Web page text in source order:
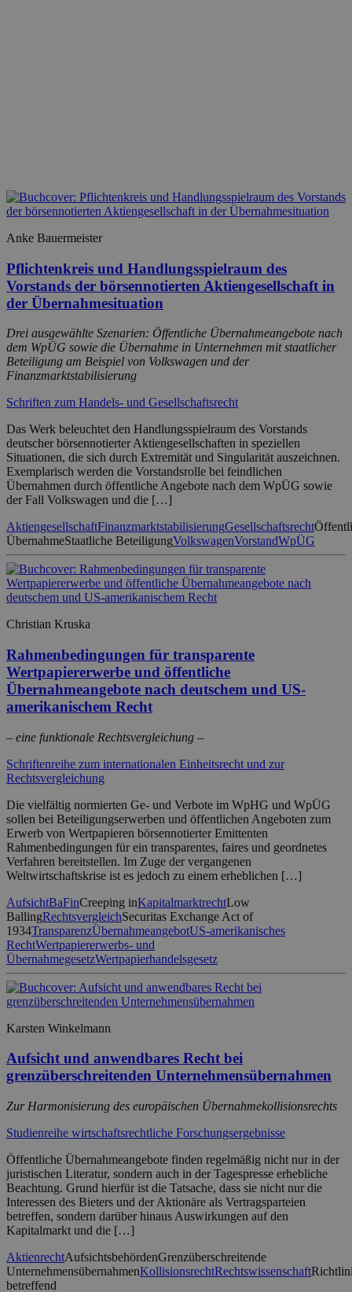
Anke Bauermeister
Pflichtenkreis und Handlungsspielraum des
Vorstands der börsennotierten Aktiengesellschaft in
der Übernahmesituation
Drei ausgewählte Szenarien: Öffentliche Übernahmeangebote nach
dem WpÜG sowie die Übernahme in Unternehmen mit staatlicher
Beteiligung am Beispiel von Volkswagen und der
Finanzmarktstabilisierung
Schriften zum Handels- und Gesellschaftsrecht
Das Werk beleuchtet den Handlungsspielraum des Vorstands
deutscher börsennotierter Aktiengesellschaften in speziellen
Situationen, die sich durch Extremität und Singularität auszeichnen.
Exemplarisch werden die Vorstandsrolle bei feindlichen
Übernahmen durch öffentliche Angebote nach dem WpÜG sowie
der Fall Volkswagen und die […]
AktiengesellschaftFinanzmarktstabilisierungGesellschaftsrecht
ÜbernahmeStaatliche BeteiligungVolkswagenVorstandWpÜG
Christian Kruska
Rahmenbedingungen für transparente
Wertpapiererwerbe und öffentliche
Übernahmeangebote nach deutschem und US-
amerikanischem Recht
– eine funktionale Rechtsvergleichung –
Schriftenreihe zum internationalen Einheitsrecht und zur
Rechtsvergleichung
Die vielfältig normierten Ge- und Verbote im WpHG und WpÜG
sollen bei Beteiligungserwerben und öffentlichen Angeboten zum
Erwerb von Wertpapieren börsennotierter Emittenten
Rahmenbedingungen für ein transparentes, faires und geordnetes
Verfahren bereitstellen. Im Zuge der vergangenen
Weltwirtschaftskrise ist es jedoch zu einem erheblichen […]
AufsichtBaFinCreeping inKapitalmarktrechtLow
BallingRechtsvergleichSecuritas Exchange Act of
1934TransparenzÜbernahmeangebotUS-amerikanisches
RechtWertpapiererwerbs- und
ÜbernahmegesetzWertpapierhandelsgesetz
Karsten Winkelmann
Aufsicht und anwendbares Recht bei
grenzüberschreitenden Unternehmensübernahmen
Zur Harmonisierung des europäischen Übernahmekollisionsrechts
Studienreihe wirtschaftsrechtliche Forschungsergebnisse
Öffentliche Übernahmeangebote finden regelmäßig nicht nur in der
juristischen Literatur, sondern auch in der Tagespresse erhebliche
Beachtung. Grund hierfür ist die Tatsache, dass sie nicht nur die
Interessen des Bieters und der Aktionäre als Vertragsparteien
betreffen, sondern darüber hinaus Auswirkungen auf den
Kapitalmarkt und die […]
AktienrechtAufsichtsbehördenGrenzüberschreitende
UnternehmensübernahmenKollisionsrechtRechtswissenschaft
betreffend